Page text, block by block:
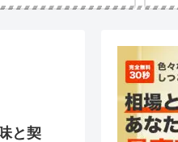
と契